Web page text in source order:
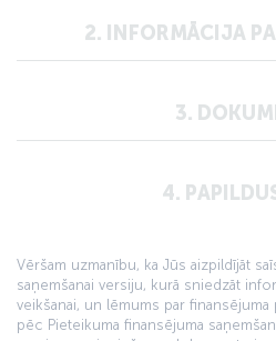
2. INFORMĀCIJA
3.
4.
Vēršam uzmanību, ka Jūs aizpildījāt
saņemšanai versiju, kurā sniedzāt
veikšanai, un lēmums par
pēc Pieteikuma finansējuma